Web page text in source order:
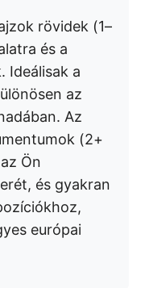
rövidek (1–
és a
Ideálisak a
az
Az
(2+
Ön
és gyakran
európai